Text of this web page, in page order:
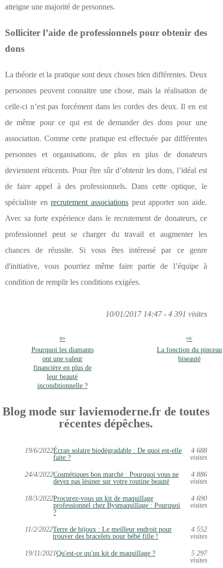
atteigne une majorité de personnes.
Solliciter l’aide de professionnels pour obtenir des
dons
La théorie et la pratique sont deux choses bien différentes. Deux
personnes peuvent connaitre une chose, mais la réalisation de
celle-ci n’est pas forcément dans les cordes des deux. Il en est
de même pour ce qui est de demander des dons pour une
association. Comme cette pratique est effectuée par différentes
personnes et organisations, de plus en plus de donateurs
deviennent réticents. Pour être sûr d’obtenir les dons, l’idéal est
de faire appel à des professionnels. Dans cette optique, le
spécialiste enrecrutement associationspeut apporter son aide.
Avec sa forte expérience dans le recrutement de donateurs, ce
professionnel peut se charger du travail et augmenter les
chances de réussite. Si vous êtes intéressé par ce genre
d'initiative, vous pourriez même faire partie de l’équipe à
condition de remplir les conditions exigées.
10/01/2017 14:47 - 4 391 visites
Pourquoi les diamants
ont une valeur
financière en plus de
leur beauté
inconditionnelle ?
La fonction du pinceau
biseauté
Blog mode sur laviemoderne.fr de toutes
récentes dépêches.
19/6/2022Écran solaire biodégradable : De quoi est-elle
faite ?
4 688
visites
24/4/2022Cosmétiques bon marché : Pourquoi vous ne
devez pas lésiner sur votre routine beauté
4 886
visites
18/3/2022Procurez-vous un kit de maquillage
professionnel chez Bysmaquillage : Pourquoi
?
4 690
visites
11/2/2022Terre de bijoux : Le meilleur endroit pour
trouver des bracelets pour bébé fille !
4 552
visites
19/11/2021Qu'est-ce qu'un kit de maquillage ?
5 297
visites